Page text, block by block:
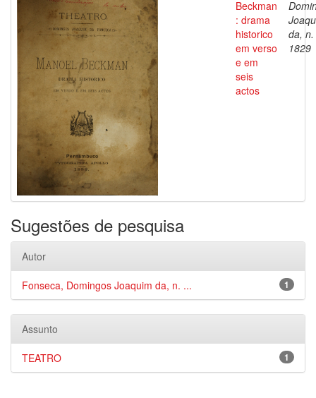
Beckman
: drama
historico
em verso
e em
seis
actos
da, n.
1829
Sugestões de pesquisa
Autor
1
Fonseca, Domingos Joaquim da, n. ...
Assunto
1
TEATRO